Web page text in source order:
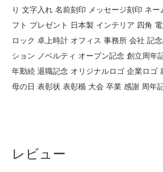
り 文字入れ 名前刻印 メッセージ刻印 ネ
フト プレゼント 日本製 インテリア 四角
ロック 卓上時計 オフィス 事務所 会社 記
ション ノベルティ オープン記念 創立周年
年勤続 退職記念 オリジナルロゴ 企業ロゴ
母の日 表彰状 表彰楯 大会 卒業 感謝 周年
レビュー